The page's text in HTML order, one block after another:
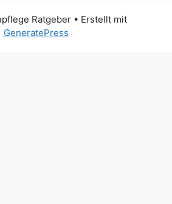
Ratgeber• Erstellt mit
GeneratePress